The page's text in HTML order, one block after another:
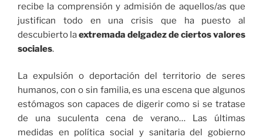
recibe la comprensión y admisión de aquellos/as que
justifican todo en una crisis que ha puesto al
descubierto laextremada delgadez de ciertos valores
sociales.
La expulsión o deportación del territorio de seres
humanos, con o sin familia, es una escena que algunos
estómagos son capaces de digerir como si se tratase
de una suculenta cena de verano… Las últimas
medidas en política social y sanitaria del gobierno